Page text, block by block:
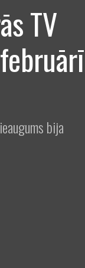
TV
bija